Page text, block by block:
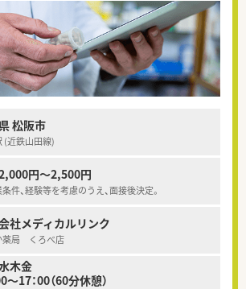
松阪市
(近鉄山田線)
円～2,500円
件、経験等を考慮のうえ、面接後決定。
社メディカルリンク
薬局 くろべ店
木金
～17：00（60分休憩）